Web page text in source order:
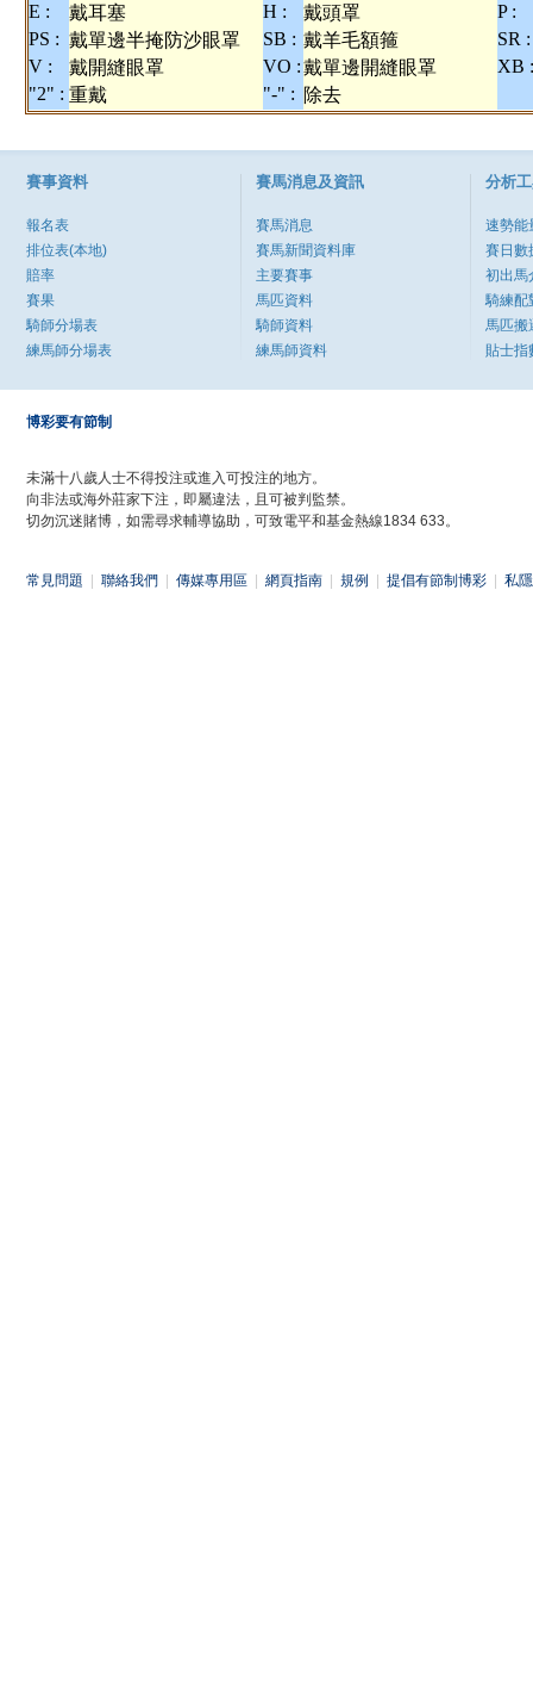
E :
戴耳塞 H : 戴頭罩
P :
PS : 戴單邊半掩防沙眼罩 SB : 戴羊毛額箍
SR :
V :
戴開縫眼罩 VO :戴單邊開縫眼罩
XB :
"2" : 重戴 "-" : 除去
賽事資料
報名表
排位表(本地)
賠率
賽果
騎師分場表
練馬師分場表
賽馬消息及資訊
賽馬消息
賽馬新聞資料庫
主要賽事
馬匹資料
騎師資料
練馬師資料
分析
速勢能
賽日數
初出馬
騎練配
馬匹搬
貼士指
博彩要有節制
未滿十八歲人士不得投注或進入可投注的地方。
向非法或海外莊家下注，即屬違法，且可被判監禁。
切勿沉迷賭博，如需尋求輔導協助，可致電平和基金熱線1834 633。
常見問題 聯絡我們 傳媒專用區 網頁指南 規例 提倡有節制博彩 私